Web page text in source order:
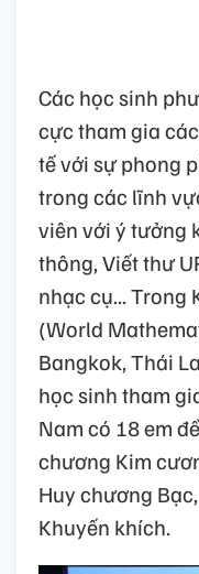
Các học sinh
cực tham gia
tế với sự phong
trong các lĩnh
viên với ý tưởng
thông, Viết thư
nhạc cụ... Trong
(World
Bangkok, Thái
học sinh tham
Nam có 18 em
chương Kim
Huy chương
Khuyến khích.